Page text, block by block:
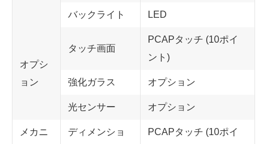
バックライト LED
オプシ
ョン
タッチ画面
PCAPタッチ (10ポイ
ント)
強化ガラス オプション
光センサー オプション
メカニ
ディメンショ
PCAPタッチ (10ポイ